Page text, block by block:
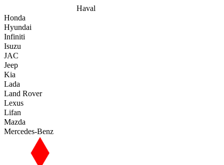
Haval
Honda
Hyundai
Infiniti
Isuzu
JAC
Jeep
Kia
Lada
Land Rover
Lexus
Lifan
Mazda
Mercedes-Benz